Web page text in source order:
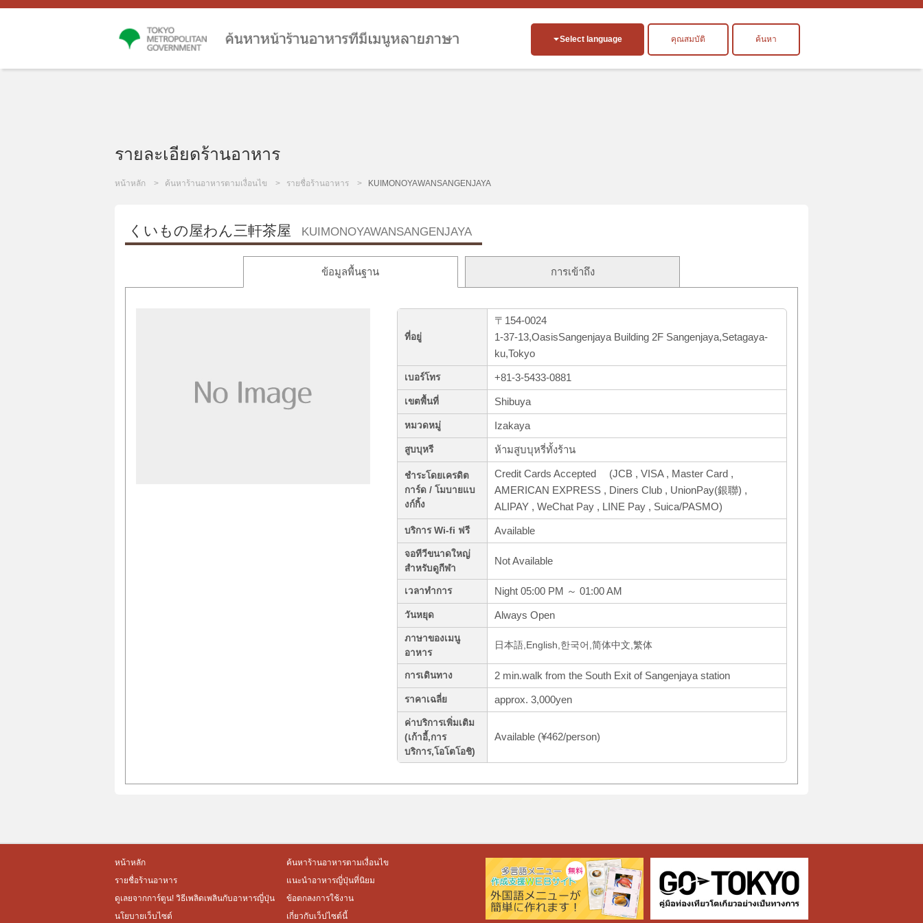
Select language คุณสมบัติ ค้นหา
รายละเอียดร้านอาหาร
หน้าหลัก ค้นหาร้านอาหารตามเงื่อนไข รายชื่อร้านอาหาร KUIMONOYAWANSANGENJAYA
くいもの屋わん三軒茶屋 KUIMONOYAWANSANGENJAYA
ข้อมูลพื้นฐาน การเข้าถึง
ที่อยู่
〒154-0024
1-37-13,OasisSangenjaya Building 2F Sangenjaya,Setagaya-
ku,Tokyo
เบอร์โทร +81-3-5433-0881
เขตพื้นที่ Shibuya
หมวดหมู่ Izakaya
สูบบุหรี ห้ามสูบบุหรี่ทั้งร้าน
ชำระโดยเครดิต
การ์ด / โมบายแบ
งก์กิ้ง
Credit Cards Accepted (JCB , VISA , Master Card ,
AMERICAN EXPRESS , Diners Club , UnionPay(銀聯) ,
ALIPAY , WeChat Pay , LINE Pay , Suica/PASMO)
บริการ Wi-fi ฟรี Available
จอทีวีขนาดใหญ่
สำหรับดูกีฬา
Not Available
เวลาทำการ Night 05:00 PM ～ 01:00 AM
วันหยุด Always Open
ภาษาของเมนู
อาหาร
日本語,English,한국어,简体中文,繁体
การเดินทาง 2 min.walk from the South Exit of Sangenjaya station
ราคาเฉลี่ย approx. 3,000yen
ค่าบริการเพิ่มเติม
(เก้าอี้,การ
บริการ,โอโตโอชิ)
Available (¥462/person)
หน้าหลัก
ค้นหาร้านอาหารตามเงื่อนไข
รายชื่อร้านอาหาร
แนะนำอาหารญี่ปุ่นที่นิยม
ดูเลยจากการ์ตูน! วิธีเพลิดเพลินกับอาหารญี่ปุ่น
ข้อตกลงการใช้งาน
นโยบายเว็บไซต์
เกี่ยวกับเว็ปไซต์นี้